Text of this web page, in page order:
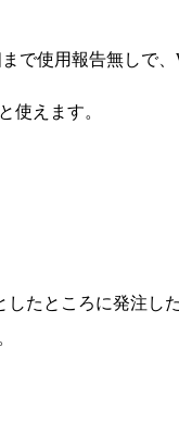
で使用報告無しで
使えます。
たところに発注し